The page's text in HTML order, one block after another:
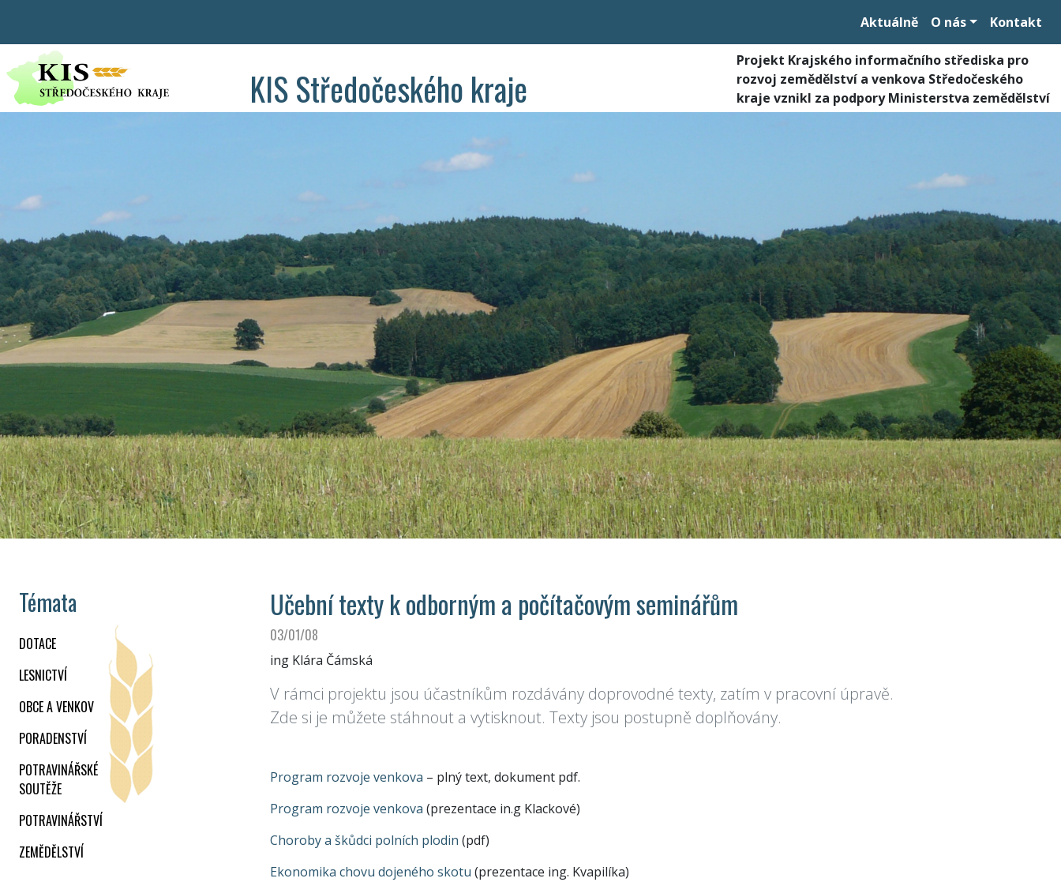
Aktuálně O nás Kontakt
KIS Středočeského kraje
Projekt Krajského informačního střediska pro
rozvoj zemědělství a venkova Středočeského
kraje vznikl za podpory Ministerstva zemědělství
Témata
DOTACE
LESNICTVÍ
OBCE A VENKOV
PORADENSTVÍ
POTRAVINÁŘSKÉ
SOUTĚŽE
POTRAVINÁŘSTVÍ
ZEMĚDĚLSTVÍ
Učební texty k odborným a počítačovým seminářům
03/01/08
ing Klára Čámská
V rámci projektu jsou účastníkům rozdávány doprovodné texty, zatím v pracovní úpravě.
Zde si je můžete stáhnout a vytisknout. Texty jsou postupně doplňovány.
Program rozvoje venkova – plný text, dokument pdf.
Program rozvoje venkova (prezentace in.g Klackové)
Choroby a škůdci polních plodin (pdf)
Ekonomika chovu dojeného skotu (prezentace ing. Kvapilíka)